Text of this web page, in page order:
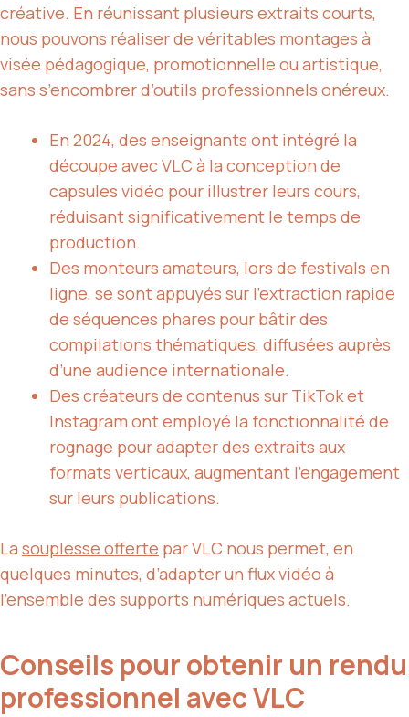
créative. En réunissant plusieurs extraits courts,
nous pouvons réaliser de véritables montages à
visée pédagogique, promotionnelle ou artistique,
sans s’encombrer d’outils professionnels onéreux.
En 2024, des enseignants ont intégré la
découpe avec VLC à la conception de
capsules vidéo pour illustrer leurs cours,
réduisant significativement le temps de
production.
Des monteurs amateurs, lors de festivals en
ligne, se sont appuyés sur l’extraction rapide
de séquences phares pour bâtir des
compilations thématiques, diffusées auprès
d’une audience internationale.
Des créateurs de contenus sur TikTok et
Instagram ont employé la fonctionnalité de
rognage pour adapter des extraits aux
formats verticaux, augmentant l’engagement
sur leurs publications.
La souplesse offerte par VLC nous permet, en
quelques minutes, d’adapter un flux vidéo à
l’ensemble des supports numériques actuels.
Conseils pour obtenir un rendu
professionnel avec VLC